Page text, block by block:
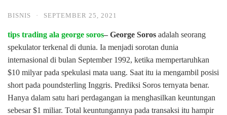
BISNIS · SEPTEMBER 25, 2021
tips trading ala george soros– George Soros adalah seorang
spekulator terkenal di dunia. Ia menjadi sorotan dunia
internasional di bulan September 1992, ketika mempertaruhkan
$10 milyar pada spekulasi mata uang. Saat itu ia mengambil posisi
short pada poundsterling Inggris. Prediksi Soros ternyata benar.
Hanya dalam satu hari perdagangan ia menghasilkan keuntungan
sebesar $1 miliar. Total keuntungannya pada transaksi itu hampir